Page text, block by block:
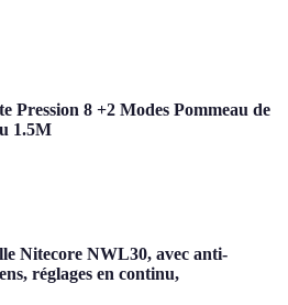
Pression 8 +2 Modes Pommeau de
1.5M
Nitecore NWL30, avec anti-
réglages en continu,